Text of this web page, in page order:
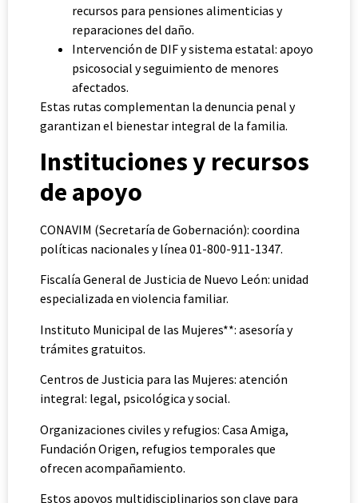
recursos para pensiones alimenticias y
reparaciones del daño.
Intervención de DIF y sistema estatal: apoyo
psicosocial y seguimiento de menores
afectados.
Estas rutas complementan la denuncia penal y
garantizan el bienestar integral de la familia.
Instituciones y recursos
de apoyo
CONAVIM (Secretaría de Gobernación): coordina
políticas nacionales y línea 01-800-911-1347.
Fiscalía General de Justicia de Nuevo León: unidad
especializada en violencia familiar.
Instituto Municipal de las Mujeres**: asesoría y
trámites gratuitos.
Centros de Justicia para las Mujeres: atención
integral: legal, psicológica y social.
Organizaciones civiles y refugios: Casa Amiga,
Fundación Origen, refugios temporales que
ofrecen acompañamiento.
Estos apoyos multidisciplinarios son clave para